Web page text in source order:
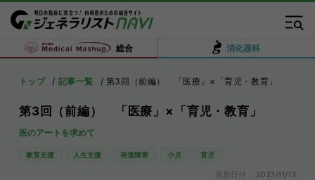
総合 消化器科
トップ 記事一覧 第3回（前編） 「医療」×「育児・教育」
第3回（前編） 「医療」×「育児・教育」
医のアートを求めて
教育支援 人生支援 発達障害 小児 育児
更新日付： 2023/11/13